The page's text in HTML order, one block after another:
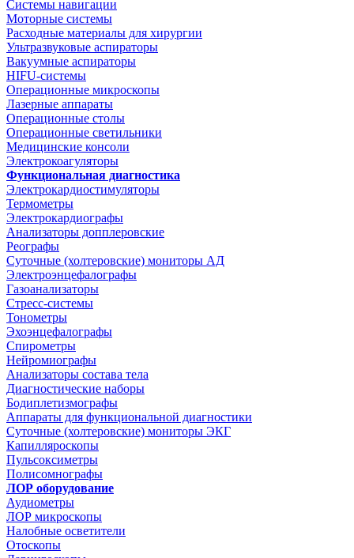
Системы навигации
Моторные системы
Расходные материалы для хирургии
Ультразвуковые аспираторы
Вакуумные аспираторы
HIFU-системы
Операционные микроскопы
Лазерные аппараты
Операционные столы
Операционные светильники
Медицинские консоли
Электрокоагуляторы
Функциональная диагностика
Электрокардиостимуляторы
Термометры
Электрокардиографы
Анализаторы допплеровские
Реографы
Суточные (холтеровские) мониторы АД
Электроэнцефалографы
Газоанализаторы
Стресс-системы
Тонометры
Эхоэнцефалографы
Спирометры
Нейромиографы
Анализаторы состава тела
Диагностические наборы
Бодиплетизмографы
Аппараты для функциональной диагностики
Суточные (холтеровские) мониторы ЭКГ
Капилляроскопы
Пульсоксиметры
Полисомнографы
ЛОР оборудование
Аудиометры
ЛОР микроскопы
Налобные осветители
Отоскопы